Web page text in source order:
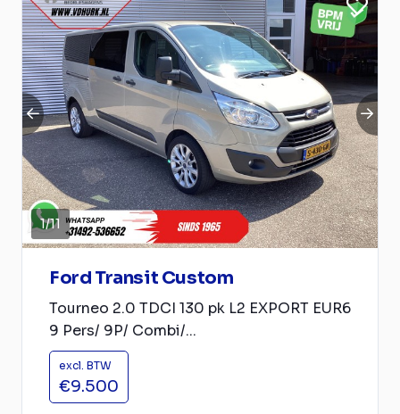
1/11
Ford Transit Custom
Tourneo 2.0 TDCI 130 pk L2 EXPORT EUR6
9 Pers/ 9P/ Combi/...
excl. BTW
€9.500